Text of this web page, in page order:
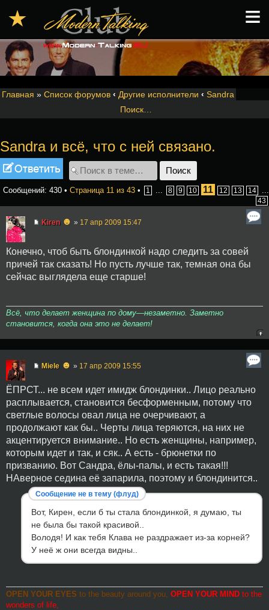
Главная » Список форумов ‹ Другие исполнители ‹ Sandra
Поиск…
Sandra и всё, что с ней связано.
Ответить
Сообщений: 430 • Страница 11 из 43 • 1 8 9 10 11 12 13 14
43
Kiren ☻ » 17 апр 2009 15:47
Конечно, чтоб быть блондинкой надо следить за совей
причей так сказать! Но пусть лучше так, темная она бы
сейчас выглядела еще старше!
Всё, что делает женщина по дому—незаметно. Заметно
становится, когда она это не делает!
Miele ☻ » 17 апр 2009 15:55
ЁПРСТ... не всем идет имидж блондинки.. Лицо реально
расплывается, становится бесформенным, потому что
светлые волосы овал лица не очерчивают, а
продолжают как бы.. Черты лица теряются, на них не
акцентируется внимание.. Но есть женщины, например,
которым идет и так, и сяк.. А есть - брюнетки по
призванию. Вот Сандра, ёлы-палы, и есть такая!!!
НАверное седина её запарила, поэтому и блондинится..
Сообщение не в тему (флуд)
Вот, Кирен, если б ты стала блондинкой, я думаю, ты
не была бы такой красивой..
Володя! И как тебя Клава не раздражает из-за корней?
У неё ж они всегда видны..
OPEN YOUR EYES to the beauty around you, OPEN YOUR MIND to the
wonders of life,
★ ≡